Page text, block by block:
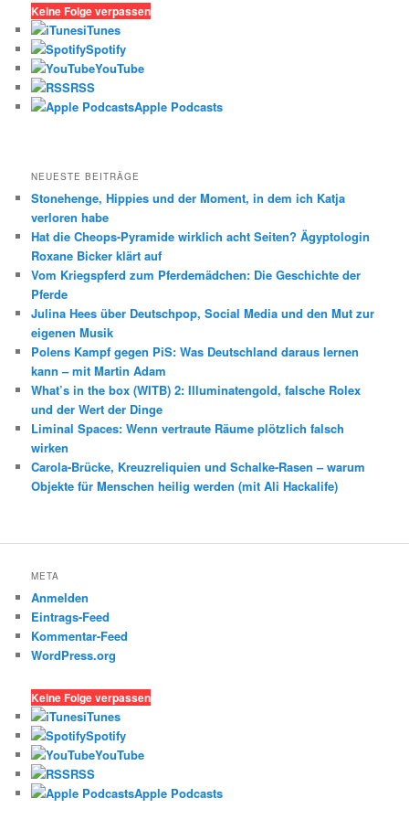
h
e
n
Keine Folge verpassen
iTunes
Spotify
YouTube
RSS
Apple Podcasts
NEUESTE BEITRÄGE
Stonehenge, Hippies und der Moment, in dem ich Katja
verloren habe
Hat die Cheops-Pyramide wirklich acht Seiten? Ägyptologin
Roxane Bicker klärt auf
Vom Kriegspferd zum Pferdemädchen: Die Geschichte der
Pferde
Julina Hees über Deutschpop, Social Media und den Mut zur
eigenen Musik
Polens Kampf gegen PiS: Was Deutschland daraus lernen
kann – mit Martin Adam
What’s in the box (WITB) 2: Illuminatengold, falsche Rolex
und der Wert der Dinge
Liminal Spaces: Wenn vertraute Räume plötzlich falsch
wirken
Carola-Brücke, Kreuzreliquien und Schalke-Rasen – warum
Objekte für Menschen heilig werden (mit Ali Hackalife)
META
Anmelden
Eintrags-Feed
Kommentar-Feed
WordPress.org
Keine Folge verpassen
iTunes
Spotify
YouTube
RSS
Apple Podcasts